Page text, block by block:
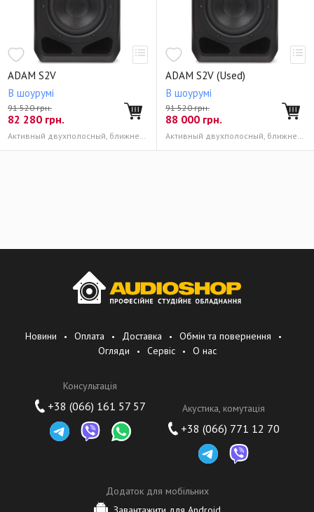
ADAM S2V
В шоурумі
91 520 грн.
82 280 грн.
Активный двухполосный, ближнего поля 35 Гц - 50 кГц
ADAM S2V (Used)
В шоурумі
91 520 грн.
88 000 грн.
Активный двухполосный, ближнего поля 35 Гц - 50 кГц
Новини Оплата Доставка
Обмін та повернення
Огляди
Сервіс О нас
Консультація
+38 (066) 161 57 57 Акустика, комутація
+38 (066) 771 12 70
Додаток для мобільних